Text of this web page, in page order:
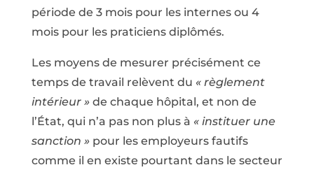
période de 3 mois pour les internes ou 4
mois pour les praticiens diplômés.
Les moyens de mesurer précisément ce
temps de travail relèvent du « règlement
intérieur »de chaque hôpital, et non de
l’État, qui n’a pas non plus à « instituer une
sanction »pour les employeurs fautifs
comme il en existe pourtant dans le secteur